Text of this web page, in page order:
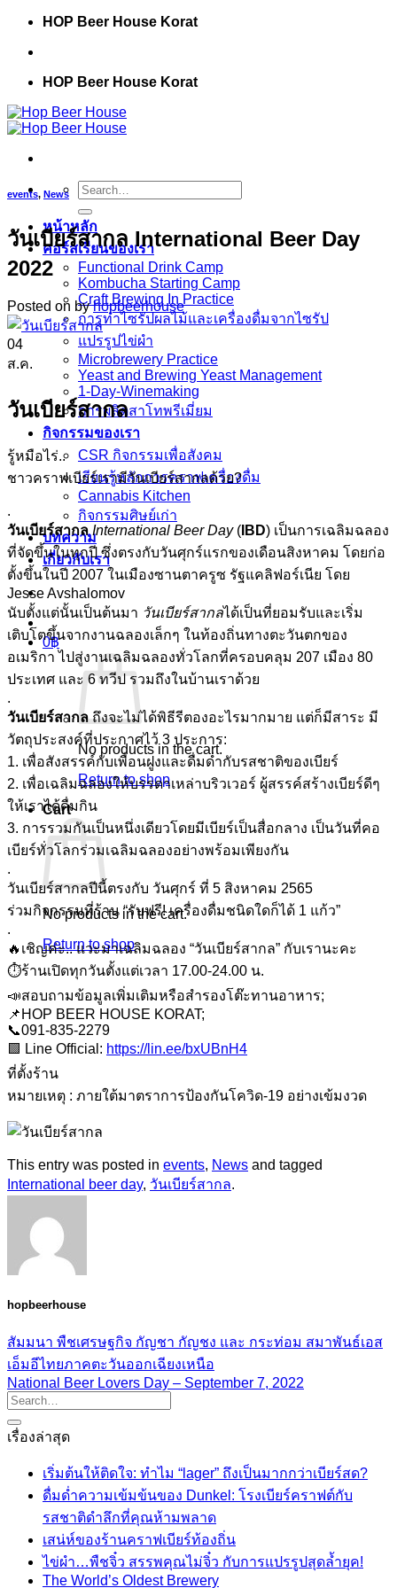
Skip
content
HOP Beer House Korat
HOP Beer House Korat
Search
for:
หน้าหลัก
คอร์สเรียนของเรา
Functional Drink Camp
Kombucha Starting Camp
Craft Brewing In Practice
การทำไซรัปผลไม้และเครื่องดื่มจากไซรัป
แปรรูปไข่ผำ
Microbrewery Practice
Yeast and Brewing Yeast Management
1-Day-Winemaking
การผลิตสาโทพรีเมี่ยม
กิจกรรมของเรา
CSR กิจกรรมเพื่อสังคม
เรียนรู้หลักการคราฟเครื่องดื่ม
Cannabis Kitchen
กิจกรรมศิษย์เก่า
บทความ
เกี่ยวกับเรา
0฿
No products in the cart.
Return to shop
Cart
No products in the cart.
Return to shop
events, News
วันเบียร์สากล International Beer Day
2022
Posted on byhopbeerhouse
04
ส.ค.
วันเบียร์สากล
รู้หมือไร่..
ชาวคราฟเบียร์เรามีวันเบียร์สากลด้วย?
.
วันเบียร์สากล International Beer Day( IBD) เป็นการเฉลิมฉลอง
ที่จัดขึ้นในทุกปี ซึ่งตรงกับวันศุกร์แรกของเดือนสิงหาคม โดยก่อ
ตั้งขึ้นในปี 2007 ในเมืองซานตาครูซ รัฐแคลิฟอร์เนีย โดย
Jesse Avshalomov
นับตั้งแต่นั้นเป็นต้นมา วันเบียร์สากลได้เป็นที่ยอมรับและเริ่ม
เติบโตขึ้นจากงานฉลองเล็กๆ ในท้องถิ่นทางตะวันตกของ
อเมริกา ไปสู่งานเฉลิมฉลองทั่วโลกที่ครอบคลุม 207 เมือง 80
ประเทศ และ 6 ทวีป รวมถึงในบ้านเราด้วย
.
วันเบียร์สากลถึงจะไม่ได้พิธีรีตองอะไรมากมาย แต่ก็มีสาระ มี
วัตถุประสงค์ที่ประกาศไว้ 3 ประการ:
1. เพื่อสังสรรค์กับเพื่อนฝูงและดื่มด่ำกับรสชาติของเบียร์
2. เพื่อเฉลิมฉลองให้บรรดาเหล่าบริวเวอร์ ผู้สรรค์สร้างเบียร์ดีๆ
ให้เราได้ดื่มกิน
3. การรวมกันเป็นหนึ่งเดียวโดยมีเบียร์เป็นสื่อกลาง เป็นวันที่คอ
เบียร์ทั่วโลกร่วมเฉลิมฉลองอย่างพร้อมเพียงกัน
.
วันเบียร์สากลปีนี้ตรงกับ วันศุกร์ ที่ 5 สิงหาคม 2565
ร่วมกิจกรรมที่ร้าน “รับฟรี! เครื่องดื่มชนิดใดก็ได้ 1 แก้ว”
.
🔥เชิญค่ะ.. แวะมาเฉลิมฉลอง “วันเบียร์สากล” กับเรานะคะ
⏱ร้านเปิดทุกวันตั้งแต่เวลา 17.00-24.00 น.
📣สอบถามข้อมูลเพิ่มเติมหรือสำรองโต๊ะทานอาหาร;
📌HOP BEER HOUSE KORAT;
📞091-835-2279
🟩 Line Official: https://lin.ee/bxUBnH4
ที่ตั้งร้าน
หมายเหตุ : ภายใต้มาตราการป้องกันโควิด-19 อย่างเข้มงวด
This entry was posted in events, News and tagged
International beer day, วันเบียร์สากล.
hopbeerhouse
สัมมนา พืชเศรษฐกิจ กัญชา กัญชง และ กระท่อม สมาพันธ์เอส
เอ็มอีไทยภาคตะวันออกเฉียงเหนือ
National Beer Lovers Day – September 7, 2022
เรื่องล่าสุด
เริ่มต้นให้ติดใจ: ทำไม “lager” ถึงเป็นมากกว่าเบียร์สด?
ดื่มด่ำความเข้มข้นของ Dunkel: โรงเบียร์คราฟต์กับ
รสชาติดำลึกที่คุณห้ามพลาด
เสน่ห์ของร้านคราฟเบียร์ท้องถิ่น
ไข่ผำ…พืชจิ๋ว สรรพคุณไม่จิ๋ว กับการแปรรูปสุดล้ำยุค!
The World’s Oldest Brewery